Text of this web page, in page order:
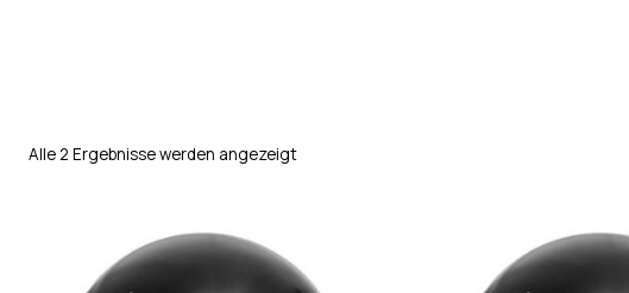
Alle 2 Ergebnisse werden angezeigt